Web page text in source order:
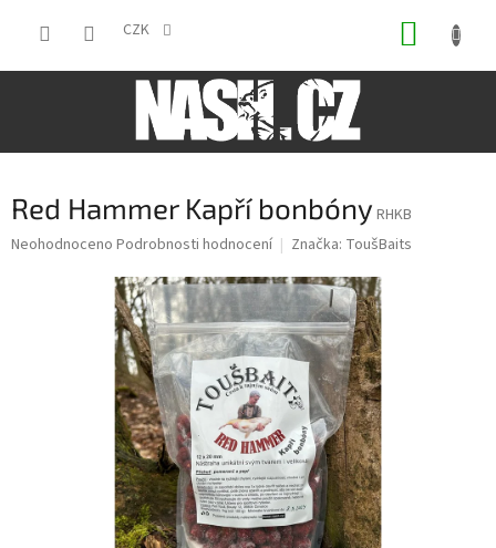
CZK
Red Hammer Kapří bonbóny RHKB
Průměrné
Neohodnoceno Podrobnosti hodnocení Značka: ToušBaits